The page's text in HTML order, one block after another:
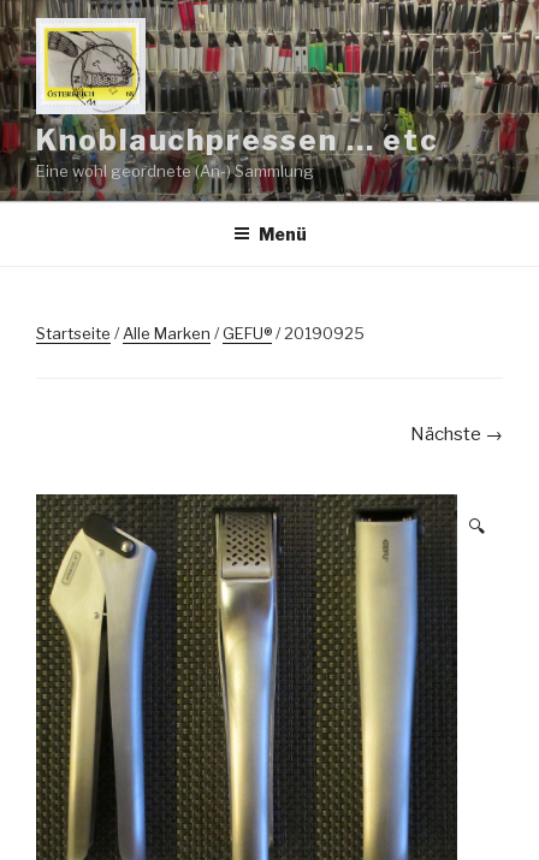
Zum
Inhalt
springen
Knoblauchpressen … etc
Eine wohl geordnete (An-) Sammlung
Menü
Startseite /Alle Marken /GEFU®/ 20190925
Nächste →
🔍